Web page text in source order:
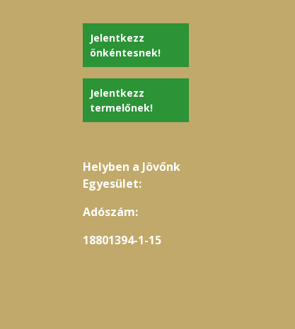
Jelentkezz
önkéntesnek!
Jelentkezz
termelőnek!
Helyben a Jövőnk
Egyesület:
Adószám:
18801394-1-15